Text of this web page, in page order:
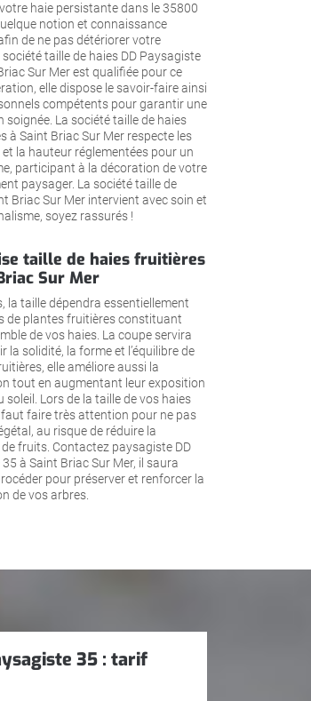
haie persistante dans le 35800
notion et connaissance
de ne pas détériorer votre
taille de haies DD Paysagiste
Sur Mer est qualifiée pour ce
elle dispose le savoir-faire ainsi
compétents pour garantir une
soignée. La société taille de haies
à Saint Briac Sur Mer respecte les
la hauteur réglementées pour un
participant à la décoration de votre
paysager. La société taille de
Briac Sur Mer intervient avec soin et
soyez rassurés !
taille de haies fruitières
Sur Mer
la taille dépendra essentiellement
de plantes fruitières constituant
de vos haies. La coupe servira
la solidité, la forme et l’équilibre de
elle améliore aussi la
tout en augmentant leur exposition
soleil. Lors de la taille de vos haies
faire très attention pour ne pas
au risque de réduire la
fruits. Contactez paysagiste DD
à Saint Briac Sur Mer, il saura
pour préserver et renforcer la
de vos arbres.
35 : tarif